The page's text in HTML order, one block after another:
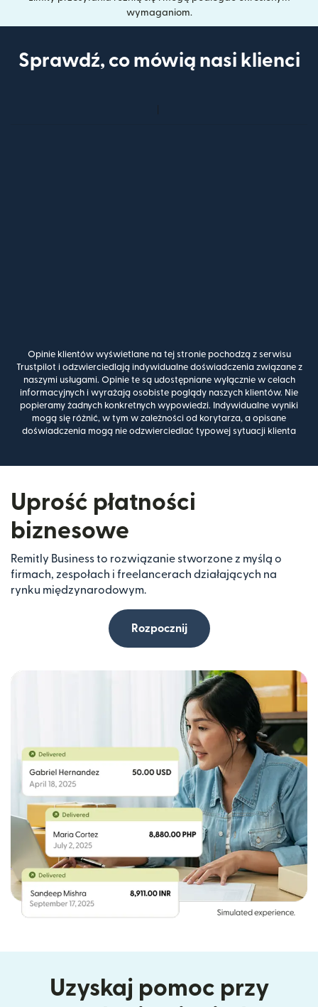
wymaganiom.
Sprawdź, co mówią nasi klienci
Opinie klientów wyświetlane na tej stronie pochodzą z serwisu
Trustpilot i odzwierciedlają indywidualne doświadczenia związane z
naszymi usługami. Opinie te są udostępniane wyłącznie w celach
informacyjnych i wyrażają osobiste poglądy naszych klientów. Nie
popieramy żadnych konkretnych wypowiedzi. Indywidualne wyniki
mogą się różnić, w tym w zależności od korytarza, a opisane
doświadczenia mogą nie odzwierciedlać typowej sytuacji klienta
Uprość płatności
biznesowe
Remitly Business to rozwiązanie stworzone z myślą o
firmach, zespołach i freelancerach działających na
rynku międzynarodowym.
Rozpocznij
Uzyskaj pomoc przy